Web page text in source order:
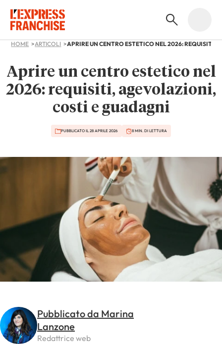
HOME ARTICOLI
Aprire un centro estetico nel
2026: requisiti, agevolazioni,
costi e guadagni
PUBBLICATO IL 28 APRILE 2026 8 MIN. DI LETTURA
Pubblicato da Marina
Lanzone
Redattrice web